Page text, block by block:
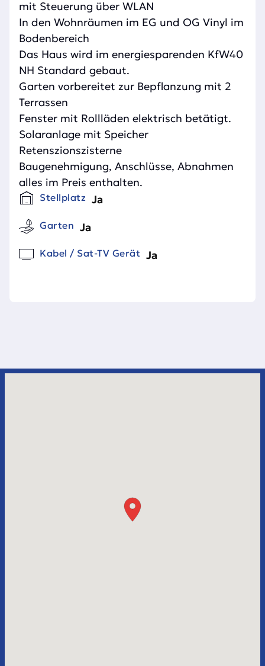
mit Steuerung über WLAN
In den Wohnräumen im EG und OG Vinyl im
Bodenbereich
Das Haus wird im energiesparenden KfW40
NH Standard gebaut.
Garten vorbereitet zur Bepflanzung mit 2
Terrassen
Fenster mit Rollläden elektrisch betätigt.
Solaranlage mit Speicher
Retenszionszisterne
Baugenehmigung, Anschlüsse, Abnahmen
alles im Preis enthalten.
Stellplatz Ja
Garten Ja
Kabel / Sat-TV Gerät Ja